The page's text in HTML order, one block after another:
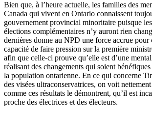
Bien que, à l’heure actuelle, les familles des
Canada qui vivent en Ontario connaissent
gouvernement provincial minoritaire puisque les
élections complémentaires n’y auront rien
dernières donne au NPD une force accrue pour
capacité de faire pression surla première
afin que celle-ci prouve qu’elle est d’une
réalisant des changements qui soient bénéfiques
la population ontarienne. En ce qui concerne
des visées ultraconservatrices, on voit nettement
comme ces résultats le démontrent, qu’il est
proche des électrices et des électeurs.